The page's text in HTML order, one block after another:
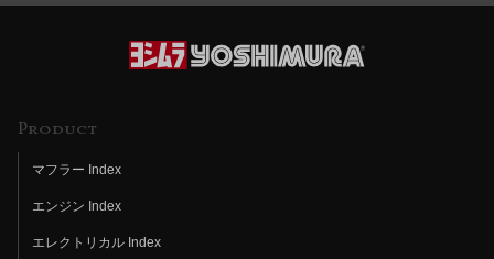
Product
マフラー Index
エンジン Index
エレクトリカル Index